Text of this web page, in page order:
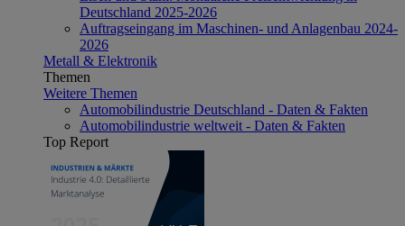
Deutschland 2025-2026
Auftragseingang im Maschinen- und Anlagenbau 2024-
2026
Metall & Elektronik
Themen
Weitere Themen
Automobilindustrie Deutschland - Daten & Fakten
Automobilindustrie weltweit - Daten & Fakten
Top Report